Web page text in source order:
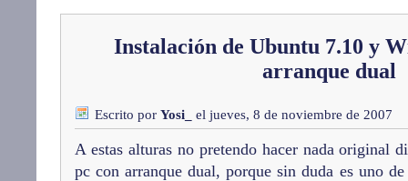
Instalación de Ubuntu 7.10 y
arranque dual
Escrito por Yosi_ el jueves, 8 de noviembre de 2007
A estas alturas no pretendo hacer nada original
pc con arranque dual, porque sin duda es uno